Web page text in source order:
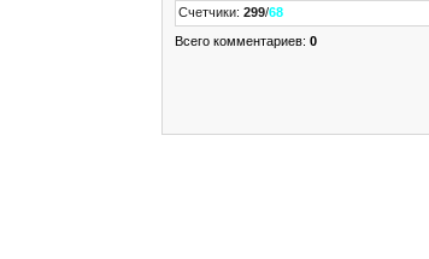
Счетчики: 299/68
Всего комментариев: 0